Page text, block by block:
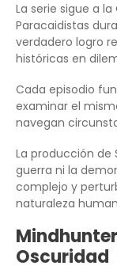
La serie sigue a
Paracaidistas
verdadero logro
históricas en
Cada episodio
examinar el
navegan
La producción de
guerra ni la
complejo y
naturaleza
Oscuridad